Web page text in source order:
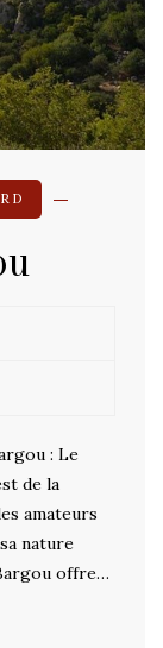
: Le
de la
amateurs
nature
offre…